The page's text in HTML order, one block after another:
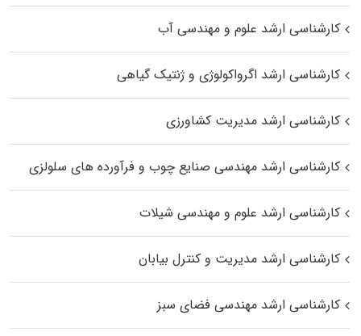
کارشناسی ارشد علوم و مهندسی آب
کارشناسی ارشد اگرواکولوژی و ژنتیک گیاهی
کارشناسی ارشد مدیریت کشاورزی
کارشناسی ارشد مهندسی صنایع چوب و فرآورده‌ های سلولزی
کارشناسی ارشد علوم و مهندسی شیلات
کارشناسی ارشد مدیریت و کنترل بیابان
کارشناسی ارشد مهندسی فضای سبز